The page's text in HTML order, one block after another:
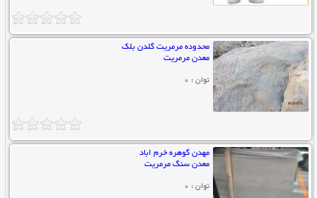
محدوده مرمریت گلدن بلک
معدن مرمریت
توان : 0
مهدن گوهره خرم اباد
معدن سنگ مرمریت
توان : 0